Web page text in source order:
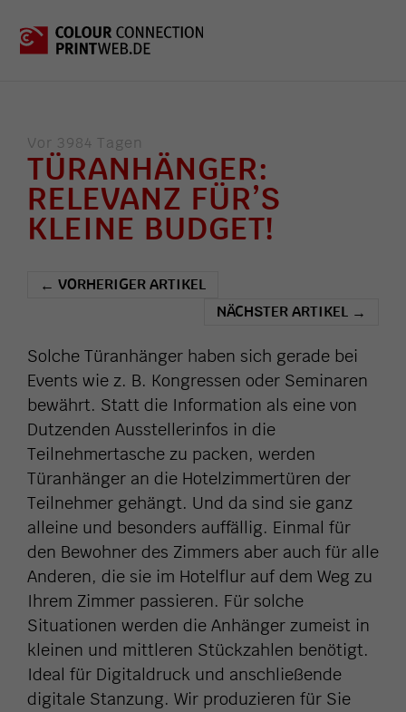
Vor 3984 Tagen
TÜRANHÄNGER:
RELEVANZ FÜR’S
KLEINE BUDGET!
← VORHERIGER ARTIKEL
NÄCHSTER ARTIKEL →
Solche Türanhänger haben sich gerade bei
Events wie z. B. Kongressen oder Seminaren
bewährt. Statt die Information als eine von
Dutzenden Ausstellerinfos in die
Teilnehmertasche zu packen, werden
Türanhänger an die Hotelzimmertüren der
Teilnehmer gehängt. Und da sind sie ganz
alleine und besonders auffällig. Einmal für
den Bewohner des Zimmers aber auch für alle
Anderen, die sie im Hotelflur auf dem Weg zu
Ihrem Zimmer passieren. Für solche
Situationen werden die Anhänger zumeist in
kleinen und mittleren Stückzahlen benötigt.
Ideal für Digitaldruck und anschließende
digitale Stanzung. Wir produzieren für Sie